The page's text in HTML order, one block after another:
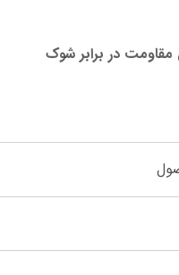
مقاومت در برابر شوک